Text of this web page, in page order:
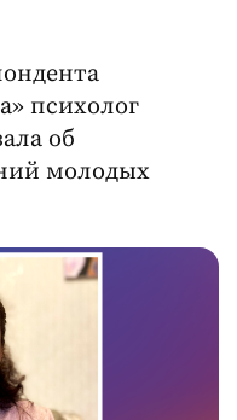
психолог
об
молодых